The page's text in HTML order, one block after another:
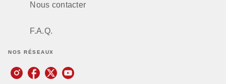
Nous contacter
F.A.Q.
NOS RÉSEAUX